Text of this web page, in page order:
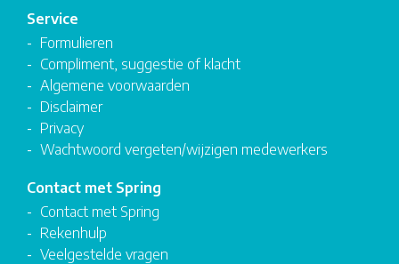
Service
Formulieren
Compliment, suggestie of klacht
Algemene voorwaarden
Disclaimer
Privacy
Wachtwoord vergeten/wijzigen medewerkers
Contact met Spring
Contact met Spring
Rekenhulp
Veelgestelde vragen